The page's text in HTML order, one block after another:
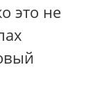
это не